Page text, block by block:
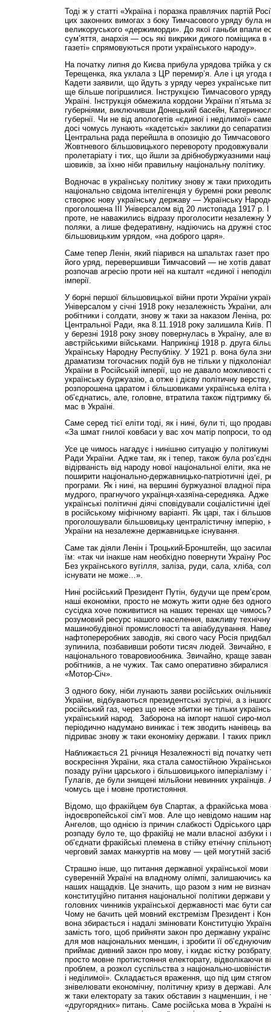
Тоді ж у статті «Україна і поразка правлячих партій
цих законних вимогах з боку Тимчасового уряду була
великоруського «держиморди». До якої ганьби впали
сум’яття, анархія — ось які викрики дикого поміщика в
газеті» спрямовуються проти українського народу».
На початку липня до Києва прибула урядова трійка у
Терещенка, яка уклала з ЦР перемир’я. Але і ця
Кадети заявили, що йдуть з уряду через українське
ще більше погіршилися. Інструкцією Тимчасового
Україні. Інструкція обмежила кордони України п’ятьма
губерніями, виключивши Донецький басейн,
губернії. Чи не від апологетів «єдиної і неділимої»
досі чомусь лунають «кадетські» заклики до
Центральна рада перейшла в опозицію до
Жовтневого більшовицького перевороту продовжували
пролетаріату і тих, що йшли за дрібнобуржуазними
шовиків, за їхню ніби правильну національну політику.
Водночас в українську політику знову ж таки
національно свідома інтелігенція у буремні роки
створює нову українську державу — Українську
проголошена ІІІ Універсалом від 20 листопада 1917 р.
проте, не наважились відразу проголосити незалежну
поляки, а лише федеративну, надіючись на дружні
більшовицьким урядом, «на доброго царя».
Саме тепер Ленін, який піарився на шпальтах газет
його уряд, перевершивши Тимчасовий — не хотів давати
розпочав агресію проти неї на кшталт «єдиної і
імперії.
У борні першої більшовицької війни проти України
Універсалом у січні 1918 року незалежність України,
робітники і солдати, знову ж таки за наказом Леніна,
Центральної Ради, яка 8.11.1918 року залишила Київ.
у березні 1918 року знову повернулась в Україну, але
австрійськими військами. Наприкінці 1918 р. друга
Українську Народну Республіку. У 1921 р. вона була
драматизм тогочасних подій був не тільки у
України в Російській імперії, що не давало можливості
українську буржуазію, а отже і дієву політичну
розпорошена царатом і більшовиками українська еліта
об’єднатись, але, головне, втратила також під­тримку
мас в Україні.
Саме серед тієї еліти тоді, як і нині, були ті, що
«За шмат гнилої ковбаси у вас хоч матір попроси, то
Усе це чимось нагадує і нинішню ситуацію у
Ради України. Адже там, як і тепер, також була
відірваність від народу нової національної еліти, яка
поширити національно-державницько-патріотичні ідеї,
програми. Як і нині, на вершині буржуазної владної
мудрого, прагнучого українця-хазяїна-середняка. Адже
українські політичні діячі сповідували соціалістичні
в російському міфічному варіанті. Як царі, так і
проголошували більшовицьку централістичну імперію,
України на незалежне державницьке існування.
Саме так діяли Ленін і Троцький-Бронштейн, що засилав
їм: «так чи інакше нам необхідно повернути Україну
Без українського вугілля, заліза, руди, сала, хліба,
існувати не може…».
Нині російський Президент Путін, будучи ще
наші економіки, просто не можуть жити одне без
сусідка хоче поживитися на наших теренах ще
розумовий ресурс нашого населення, важливу технічну
машинобудівної промисловості та авіабудування.
нафтопереробних заводів, які свого часу Росія
зупинила, позбавивши роботи тисяч людей. Звичайно,
національного товаровиообника. Звичайно, краще
робітників, а не чужих. Так само оперативно
«Мотор-Січ».
З одного боку, ніби лунають заяви російських
України, відбуваються президентські зустрічі, а з
російський газ, через що несе збитки не тільки
український народ. Заборона на імпорт нашої сиро-
періодично надумано виникає і теж зводить нанівець
підриває знову ж таки економіку держави. І таких
Наближається 21 річниця Незалежності від початку
воскресіння України, яка стала самостійною
позаду руїни царського і більшовицького імперіалізму і
Гулагів, де були знищені мільйони невинних
чомусь ще і мовне протистояння.
Відомо, що фракійцем був Спартак, а фракійська мова
індоєвропейської сім’ї мов. Але що невідомо нашим
Ангелов, що однією із причин слабкості Одріського
розпаду було те, що фракійці не мали власної азбуки і
об’єднати фракійські племена в стійку етнічну
черговий замах манкуртів на мову — цей могутній
Страшно інше, що питання державної української мови
суверенній Україні на владному олімпі, залишаючись
наших нащадків. Це значить, що разом з ним не
конституційно питання національної політики держави
головних чинників української державності має бути
Чому не бачить цей мовний екстремізм Президент і
вона збирається і надалі змінювати Конституцію
замість того, щоб прийняти закон про державну
для мов національних меншин, і зробити її
приймає дивний закон про мову, і кидає кістку
просто мовне протистояння електорату, відволікаючи
проблем, а розкол суспільства з національно-
і неділимої». Складається враження, що під цим
знівелювати економічну, політичну кризу в державі.
ж таки електорату за таких обставин з нацменшин, і не
«другорядних» питань. Саме російська мова в Україні